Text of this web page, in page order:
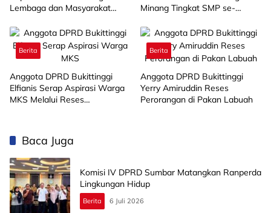
Lembaga dan Masyarakat
Minang Tingkat SMP se-
Berita
Anggota DPRD Bukittinggi
Elfianis Serap Aspirasi Warga
MKS Melalui Reses
Berita
Anggota DPRD Bukittinggi
Yerry Amiruddin Reses
Perorangan di Pakan Labuah
Baca Juga
Komisi IV DPRD Sumbar Matangkan Ranperda
Lingkungan Hidup
Berita 6 Juli 2026